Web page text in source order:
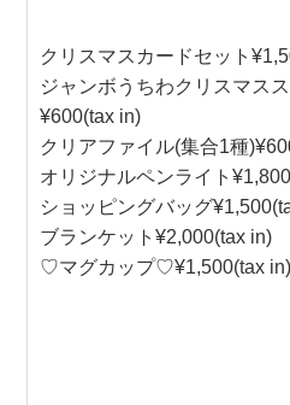
クリスマスカードセット
ジャンボうちわクリスマス
¥600(tax in)
クリアファイル(集合1種
オリジナルペンライト
ショッピングバッグ
ブランケット¥2,000(tax in)
♡マグカップ♡¥1,500(tax in)